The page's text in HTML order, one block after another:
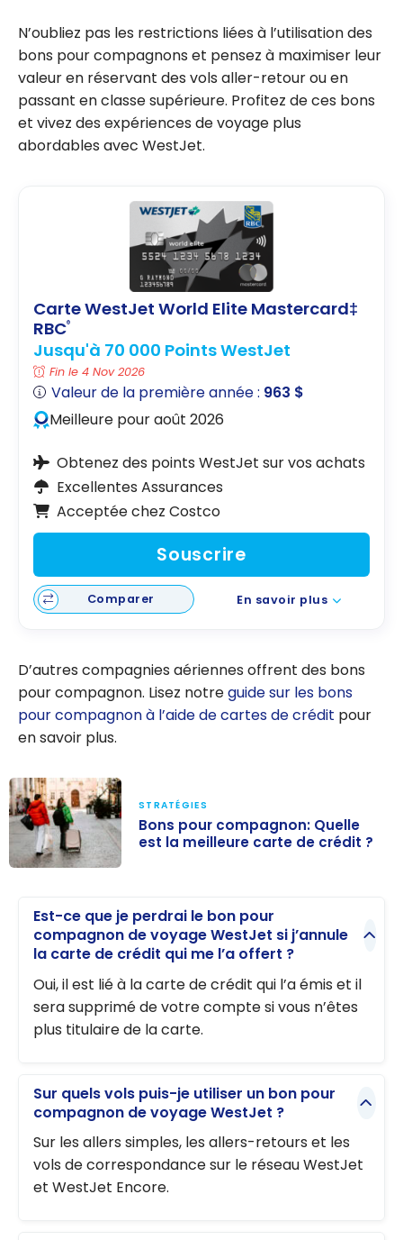
N’oubliez pas les restrictions liées à l’utilisation des
bons pour compagnons et pensez à maximiser leur
valeur en réservant des vols aller-retour ou en
passant en classe supérieure. Profitez de ces bons
et vivez des expériences de voyage plus
abordables avec WestJet.
Carte WestJet World Elite Mastercard‡
RBC®
Jusqu'à 70 000 Points WestJet
Fin le 4 Nov 2026
Valeur de la première année : 963 $
Meilleure pour août 2026
Obtenez des points WestJet sur vos achats
Excellentes Assurances
Acceptée chez Costco
Souscrire
Comparer En savoir plus
D’autres compagnies aériennes offrent des bons
pour compagnon. Lisez notreguide sur les bons
pour compagnon à l’aide de cartes de crédit pour
en savoir plus.
Quelle est la
meilleure carte
STRATÉGIES
Bons pour compagnon: Quelle
est la meilleure carte de crédit ?
Est-ce que je perdrai le bon pour
compagnon de voyage WestJet si j’annule
la carte de crédit qui me l’a offert ?
Oui, il est lié à la carte de crédit qui l’a émis et il
sera supprimé de votre compte si vous n’êtes
plus titulaire de la carte.
Sur quels vols puis-je utiliser un bon pour
compagnon de voyage WestJet ?
Sur les allers simples, les allers-retours et les
vols de correspondance sur le réseau WestJet
et WestJet Encore.